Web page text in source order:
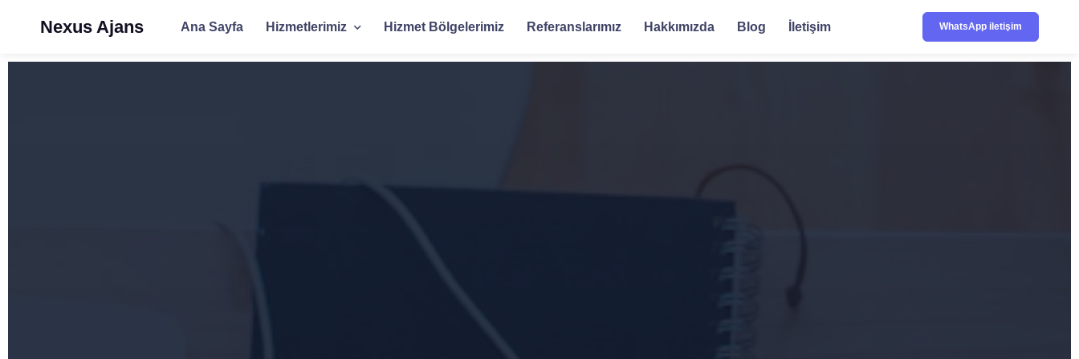
Nexus Ajans Ana Sayfa Hizmetlerimiz Hizmet Bölgelerimiz Referanslarımız Hakkımızda Blog İletişim WhatsApp iletişim